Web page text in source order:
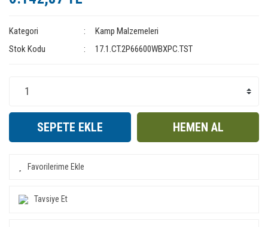
Kategori
Kamp Malzemeleri
Stok Kodu
17.1.CT.2P66600WBXPC.TST
SEPETE EKLE HEMEN AL
Tavsiye Et